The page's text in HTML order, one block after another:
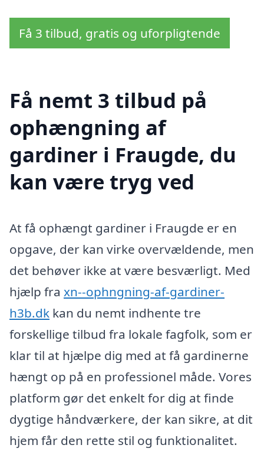
Få 3 tilbud, gratis og uforpligtende
Få nemt 3 tilbud på
ophængning af
gardiner i Fraugde, du
kan være tryg ved
At få ophængt gardiner i Fraugde er en
opgave, der kan virke overvældende, men
det behøver ikke at være besværligt. Med
hjælp fra xn--ophngning-af-gardiner-
h3b.dk kan du nemt indhente tre
forskellige tilbud fra lokale fagfolk, som er
klar til at hjælpe dig med at få gardinerne
hængt op på en professionel måde. Vores
platform gør det enkelt for dig at finde
dygtige håndværkere, der kan sikre, at dit
hjem får den rette stil og funktionalitet.